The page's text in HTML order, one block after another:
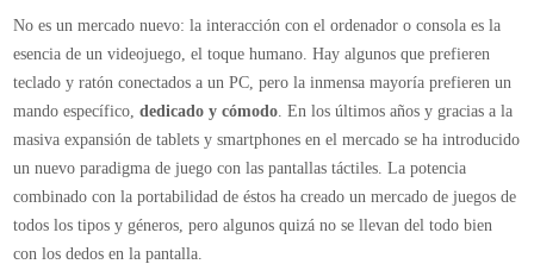
una
consola
portátil
No es un mercado nuevo: la interacción con el ordenador o consola es la
esencia de un videojuego, el toque humano. Hay algunos que prefieren
teclado y ratón conectados a un PC, pero la inmensa mayoría prefieren un
mando específico,dedicado y cómodo . En los últimos años y gracias a la
masiva expansión de tablets y smartphones en el mercado se ha introducido
un nuevo paradigma de juego con las pantallas táctiles. La potencia
combinado con la portabilidad de éstos ha creado un mercado de juegos de
todos los tipos y géneros, pero algunos quizá no se llevan del todo bien
con los dedos en la pantalla.